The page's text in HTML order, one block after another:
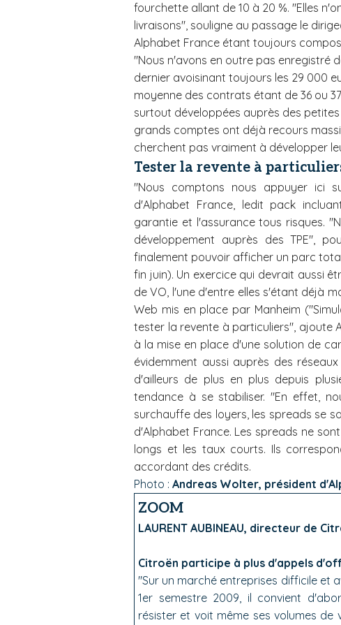
fourchette allant de 10 à 20 %. "Elles
livraisons", souligne au passage le
Alphabet France étant toujours
"Nous n'avons en outre pas enregistré
dernier avoisinant toujours les 29 000
moyenne des contrats étant de 36 ou
surtout développées auprès des
grands comptes ont déjà recours
cherchent pas vraiment à développer
Tester la revente à
"Nous comptons nous appuyer ici
d'Alphabet France, ledit pack
garantie et l'assurance tous risques.
développement auprès des TPE",
finalement pouvoir afficher un parc
fin juin). Un exercice qui devrait aussi
de VO, l'une d'entre elles s'étant déjà
Web mis en place par Manheim
tester la revente à particuliers", ajoute
à la mise en place d'une solution de
évidemment aussi auprès des
d'ailleurs de plus en plus depuis
tendance à se stabiliser. "En effet,
surchauffe des loyers, les spreads se
d'Alphabet France. Les spreads ne
longs et les taux courts. Ils
accordant des crédits.
Photo : Andreas Wolter, président
ZOOM
LAURENT AUBINEAU, directeur de
Citroën participe à plus d'appels
"Sur un marché entreprises difficile et
1er semestre 2009, il convient
résister et voit même ses volumes